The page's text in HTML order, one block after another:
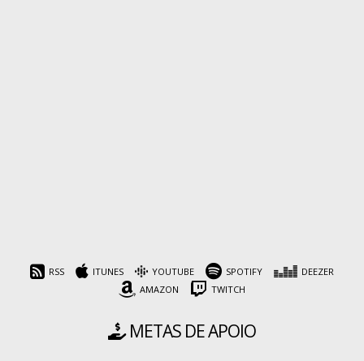
RSS ITUNES YOUTUBE SPOTIFY
DEEZER
AMAZON
TWITCH
METAS DE APOIO